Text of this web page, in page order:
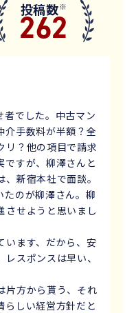
投稿数※
262
者でした。中古マン
介手数料が半額？全
リ？他の項目で請求
ですが、柳澤さんと
新宿本社で面談。
たのが柳澤さん。柳
させようと思いまし
います、だから、安
スポンスは早い、
片方から貰う、それ
らしい経営方針だと